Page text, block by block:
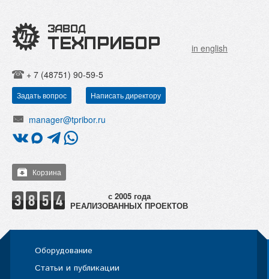
in english
+ 7 (48751) 90-59-5
Задать вопрос Написать директору
manager@tpribor.ru
Корзина
РЕАЛИЗОВАННЫХ ПРОЕКТОВ
Оборудование
Статьи и публикации